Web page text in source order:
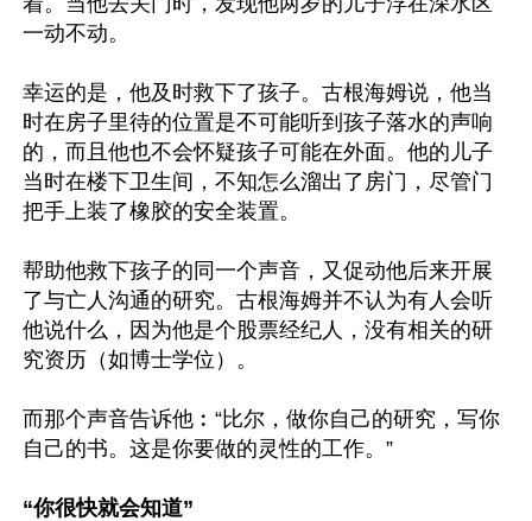
一动不动。
幸运的是，他及时救下了孩子。古根海姆说，他当
时在房子里待的位置是不可能听到孩子落水的声响
的，而且他也不会怀疑孩子可能在外面。他的儿子
当时在楼下卫生间，不知怎么溜出了房门，尽管门
把手上装了橡胶的安全装置。
帮助他救下孩子的同一个声音，又促动他后来开展
了与亡人沟通的研究。古根海姆并不认为有人会听
他说什么，因为他是个股票经纪人，没有相关的研
究资历（如博士学位）。
而那个声音告诉他︰“比尔，做你自己的研究，写你
自己的书。这是你要做的灵性的工作。”
“你很快就会知道”